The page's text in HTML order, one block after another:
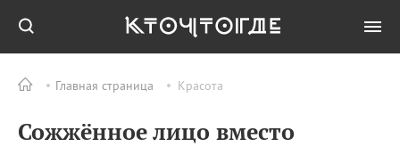
Главная страница Красота
Сожжённое лицо вместо